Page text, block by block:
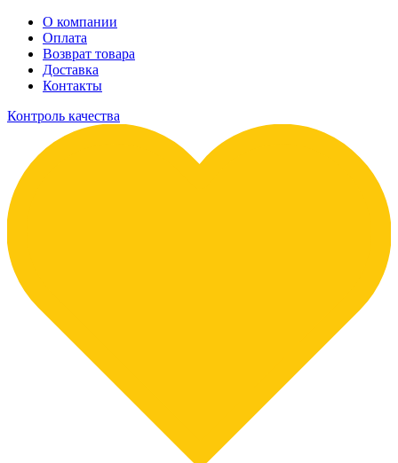
О компании
Оплата
Возврат товара
Доставка
Контакты
Контроль качества